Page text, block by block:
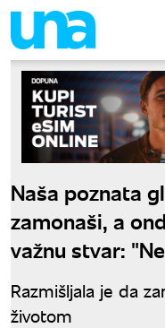
Naša poznata
zamonaši, a
važnu stvar:
Razmišljala je da
životom